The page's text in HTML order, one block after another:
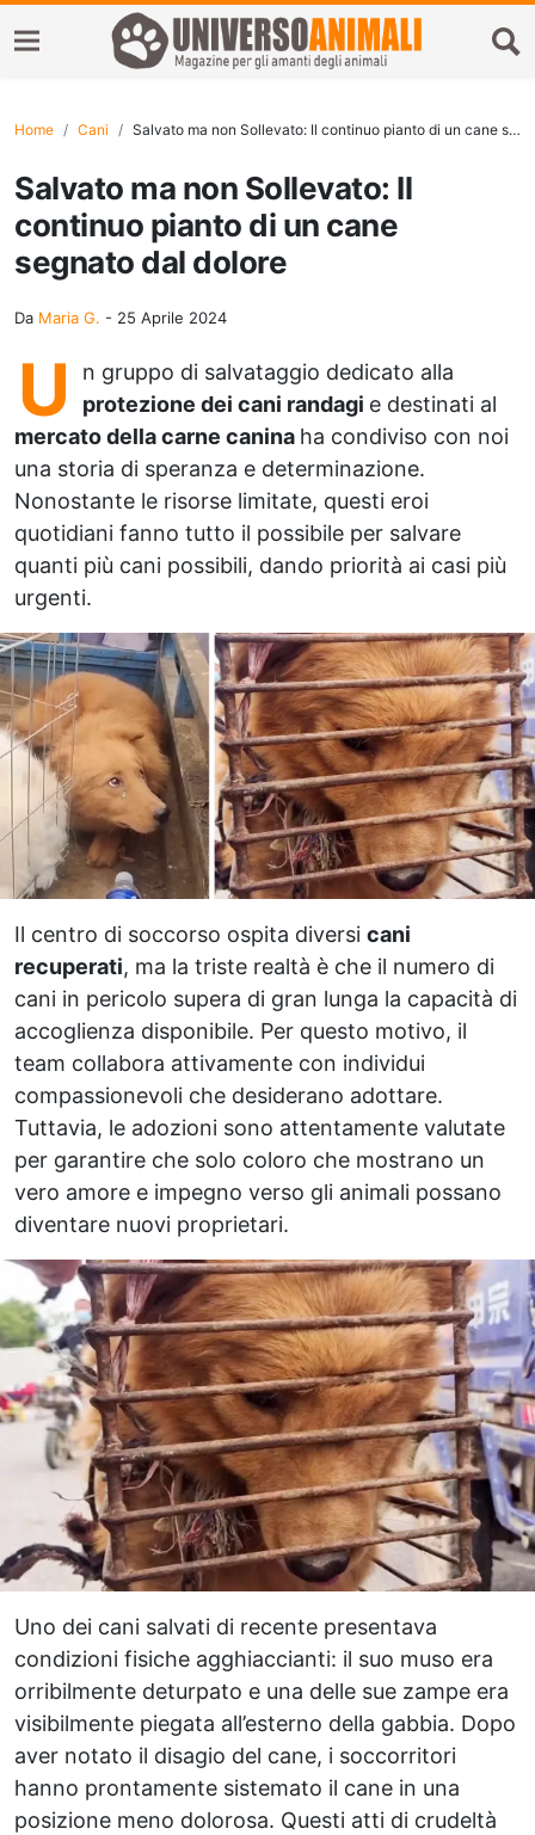
Home Cani Salvato ma non Sollevato: Il continuo pianto di un cane segnato dal dolore
Salvato ma non Sollevato: Il
continuo pianto di un cane
segnato dal dolore
Da Maria G. - 25 Aprile 2024
U
n gruppo di salvataggio dedicato alla
protezione dei cani randagi e destinati al
mercato della carne canina ha condiviso con noi
una storia di speranza e determinazione.
Nonostante le risorse limitate, questi eroi
quotidiani fanno tutto il possibile per salvare
quanti più cani possibili, dando priorità ai casi più
urgenti.
Il centro di soccorso ospita diversi cani
recuperati, ma la triste realtà è che il numero di
cani in pericolo supera di gran lunga la capacità di
accoglienza disponibile. Per questo motivo, il
team collabora attivamente con individui
compassionevoli che desiderano adottare.
Tuttavia, le adozioni sono attentamente valutate
per garantire che solo coloro che mostrano un
vero amore e impegno verso gli animali possano
diventare nuovi proprietari.
Uno dei cani salvati di recente presentava
condizioni fisiche agghiaccianti: il suo muso era
orribilmente deturpato e una delle sue zampe era
visibilmente piegata all’esterno della gabbia. Dopo
aver notato il disagio del cane, i soccorritori
hanno prontamente sistemato il cane in una
posizione meno dolorosa. Questi atti di crudeltà